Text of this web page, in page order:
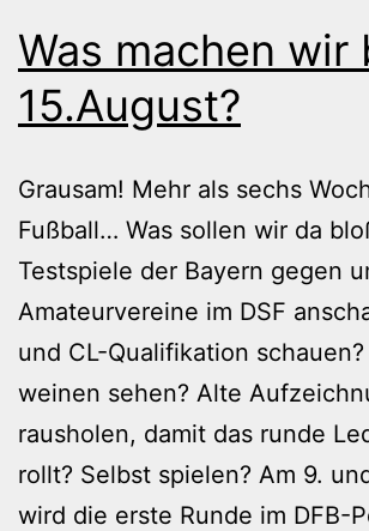
Was machen wir
15.August?
Grausam! Mehr als sechs
Fußball… Was sollen wir da
Testspiele der Bayern gegen
Amateurvereine im DSF
und CL-Qualifikation
weinen sehen? Alte
rausholen, damit das runde
rollt? Selbst spielen? Am 9.
wird die erste Runde im DFB-